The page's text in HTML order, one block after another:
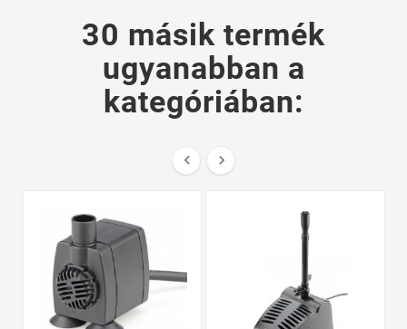
30 másik termék
ugyanabban a
kategóriában:
 